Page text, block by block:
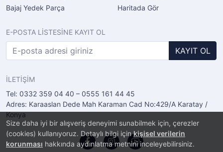
Size daha iyi bir alışveriş deneyimi sunabilmek için, çerezler
(cookies) kullanıyoruz. Detaylı bilgi içinkişisel verilerin
korunması hakkında aydınlatma metnini inceleyebilirsiniz.
Bajaj Yedek Parça
Haritada Gör
E-POSTA LİSTESİNE KAYIT OL
KAYIT OL
İLETİŞİM
Tel: 0332 359 04 40 – 0555 161 44 45
Adres: Karaaslan Dede Mah Karaman Cad No:429/A Karatay /
Konya